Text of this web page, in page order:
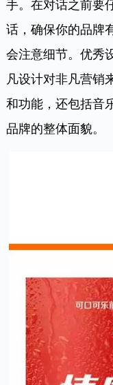
手。在对话之前要
话，确保你的品牌
会注意细节。优秀
凡设计对非凡营销
和功能，还包括音
品牌的整体面貌。